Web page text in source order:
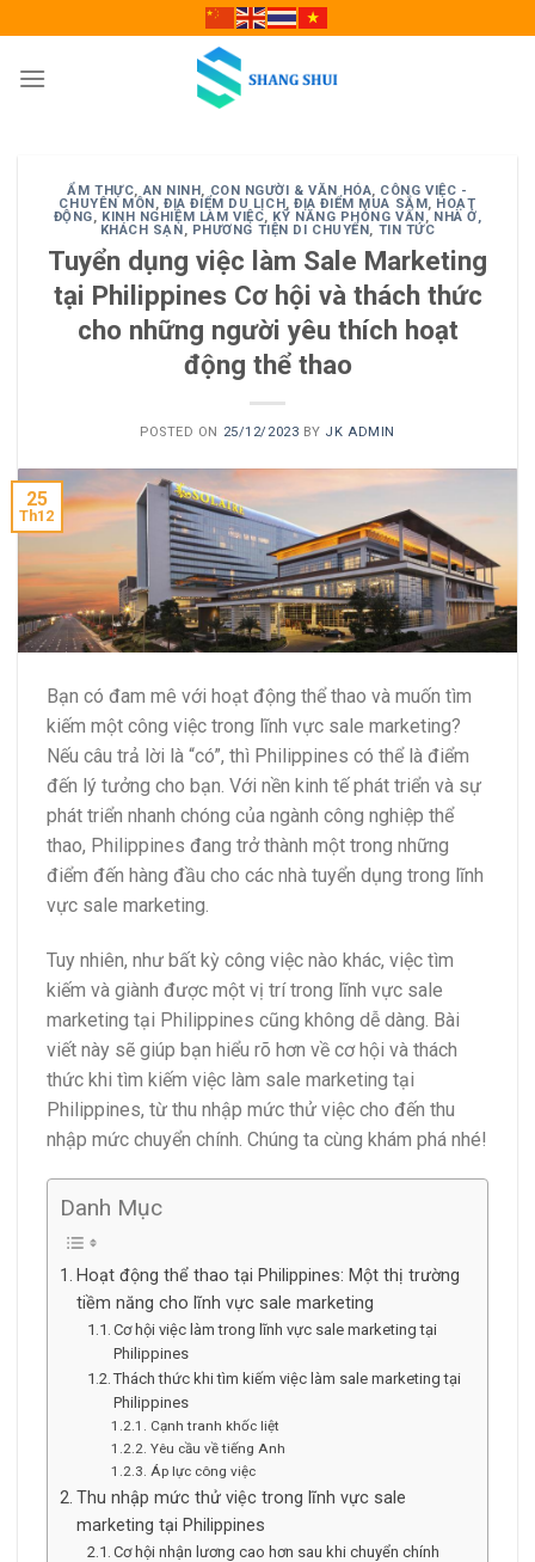
to
content
ẨM THỰC,AN NINH, CON NGƯỜI & VĂN HÓA, CÔNG VIỆC -
CHUYÊN MÔN,ĐỊA ĐIỂM DU LỊCH,ĐỊA ĐIỂM MUA SẮM, HOẠT
ĐỘNG, KINH NGHIỆM LÀM VIỆC, KỸ NĂNG PHỎNG VẤN, NHÀ Ở,
KHÁCH SẠN, PHƯƠNG TIỆN DI CHUYỂN, TIN TỨC
Tuyển dụng việc làm Sale Marketing
tại Philippines Cơ hội và thách thức
cho những người yêu thích hoạt
động thể thao
POSTED ON 25/12/2023 BY JK ADMIN
25
Th12
Bạn có đam mê với hoạt động thể thao và muốn tìm
kiếm một công việc trong lĩnh vực sale marketing?
Nếu câu trả lời là “có”, thì Philippines có thể là điểm
đến lý tưởng cho bạn. Với nền kinh tế phát triển và sự
phát triển nhanh chóng của ngành công nghiệp thể
thao, Philippines đang trở thành một trong những
điểm đến hàng đầu cho các nhà tuyển dụng trong lĩnh
vực sale marketing.
Tuy nhiên, như bất kỳ công việc nào khác, việc tìm
kiếm và giành được một vị trí trong lĩnh vực sale
marketing tại Philippines cũng không dễ dàng. Bài
viết này sẽ giúp bạn hiểu rõ hơn về cơ hội và thách
thức khi tìm kiếm việc làm sale marketing tại
Philippines, từ thu nhập mức thử việc cho đến thu
nhập mức chuyển chính. Chúng ta cùng khám phá nhé!
Danh Mục
Hoạt động thể thao tại Philippines: Một thị trường
tiềm năng cho lĩnh vực sale marketing
Cơ hội việc làm trong lĩnh vực sale marketing tại
Philippines
Thách thức khi tìm kiếm việc làm sale marketing tại
Philippines
Cạnh tranh khốc liệt
Yêu cầu về tiếng Anh
Áp lực công việc
Thu nhập mức thử việc trong lĩnh vực sale
marketing tại Philippines
Cơ hội nhận lương cao hơn sau khi chuyển chính